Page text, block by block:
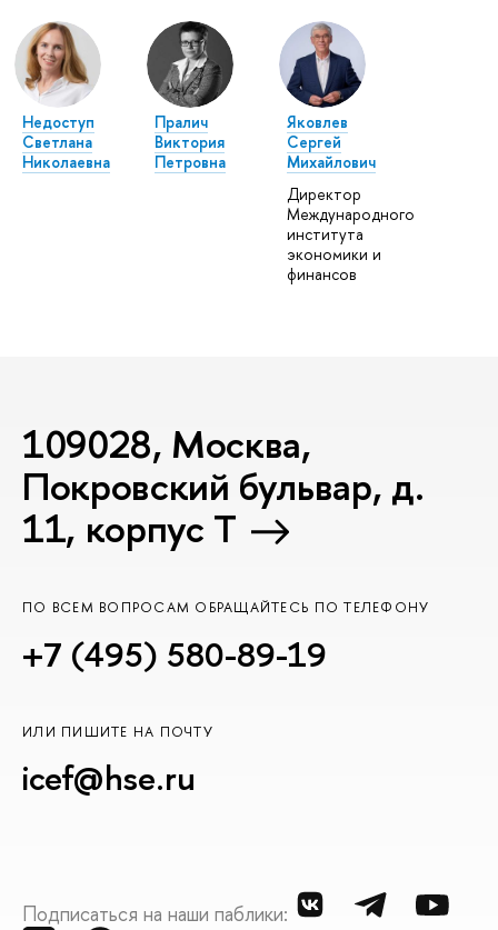
Недоступ
Светлана
Николаевна
Пралич
Виктория
Петровна
Яковлев
Сергей
Михайлович
Директор
Международного
института
экономики и
финансов
109028, Москва,
Покровский бульвар, д.
11, корпус T
ПО ВСЕМ ВОПРОСАМ ОБРАЩАЙТЕСЬ ПО ТЕЛЕФОНУ
+7 (495) 580-89-19
ИЛИ ПИШИТЕ НА ПОЧТУ
icef@hse.ru
Подписаться на наши паблики: